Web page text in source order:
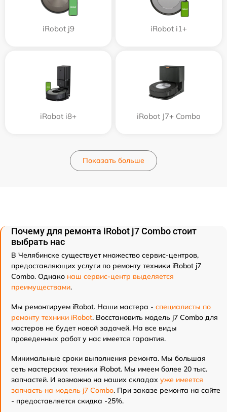
iRobot j9 iRobot i1+
iRobot i8+ iRobot J7+ Combo
Показать больше
Почему для ремонта iRobot j7 Combo стоит
выбрать нас
В Челябинске существует множество сервис-центров,
предоставляющих услуги по ремонту техники iRobot j7
Combo. Однако наш сервис-центр выделяется
преимуществами.
Мы ремонтируем iRobot. Наши мастера - специалисты по
ремонту техники iRobot. Восстановить модель j7 Combo для
мастеров не будет новой задачей. На все виды
проведенных работ у нас имеется гарантия.
Минимальные сроки выполнения ремонта. Мы большая
сеть мастерских техники iRobot. Мы имеем более 20 тыс.
запчастей. И возможно на наших складах уже имеется
запчасть на модель j7 Combo. При заказе ремонта на сайте
- предоставляется скидка -25%.